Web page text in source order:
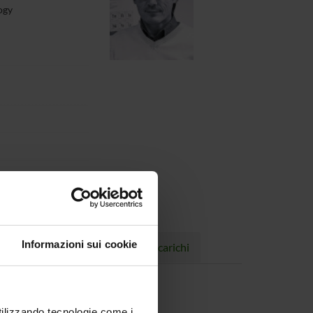
Informazioni sui cookie
Progetti Pubblicazioni Incarichi